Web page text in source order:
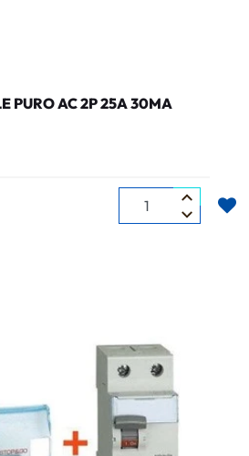
PURO AC 2P 25A 30MA